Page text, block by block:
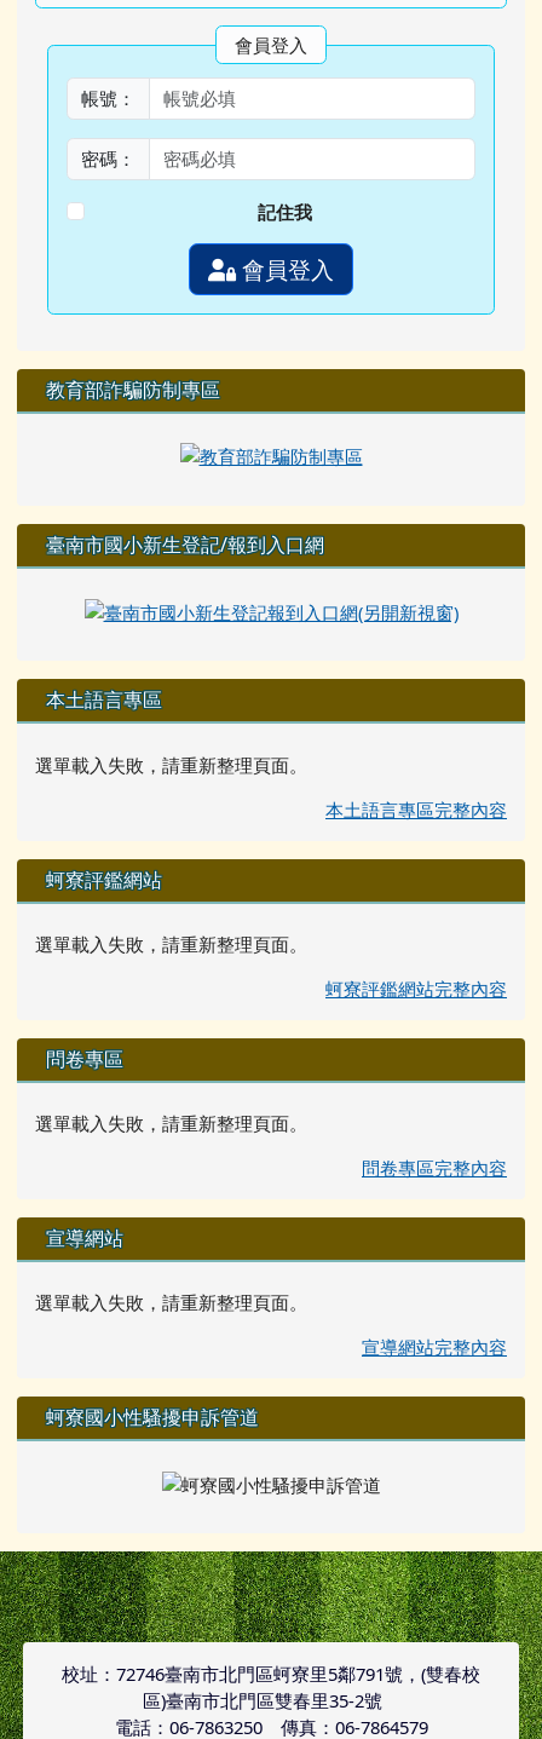
會員登入
帳號：
密碼：
記住我
會員登入
教育部詐騙防制專區
臺南市國小新生登記/報到入口網
本土語言專區
選單載入失敗，請重新整理頁面。
本土語言專區完整內容
蚵寮評鑑網站
選單載入失敗，請重新整理頁面。
蚵寮評鑑網站完整內容
問卷專區
選單載入失敗，請重新整理頁面。
問卷專區完整內容
宣導網站
選單載入失敗，請重新整理頁面。
宣導網站完整內容
蚵寮國小性騷擾申訴管道
頁尾區域內容
校址：72746臺南市北門區蚵寮里5鄰791號，(雙春校
區)臺南市北門區雙春里35-2號
電話：06-7863250 傳真：06-7864579